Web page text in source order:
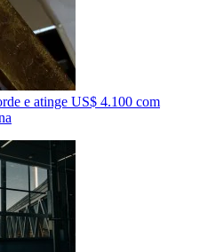
e atinge US$ 4.100 com